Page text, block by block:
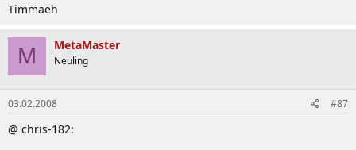
Timmaeh
M MetaMaster
Neuling
03.02.2008 #87
@ chris-182: